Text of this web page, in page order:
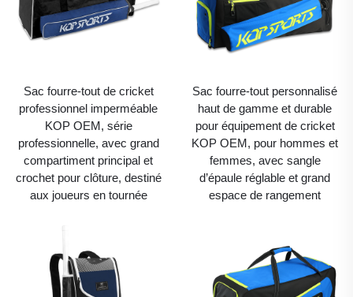
Sac fourre-tout de cricket
professionnel imperméable
KOP OEM, série
professionnelle, avec grand
compartiment principal et
crochet pour clôture, destiné
aux joueurs en tournée
Sac fourre-tout personnalisé
haut de gamme et durable
pour équipement de cricket
KOP OEM, pour hommes et
femmes, avec sangle
d’épaule réglable et grand
espace de rangement